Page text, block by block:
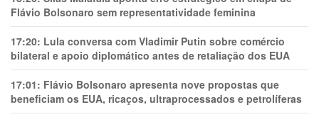
Flávio Bolsonaro sem representatividade feminina
17:20: Lula conversa com Vladimir Putin sobre comércio
bilateral e apoio diplomático antes de retaliação dos EUA
17:01: Flávio Bolsonaro apresenta nove propostas que
beneficiam os EUA, ricaços, ultraprocessados e petrolíferas